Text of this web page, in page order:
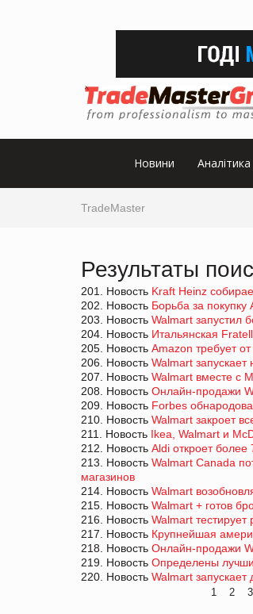
Новини Аналітика
TradeMaster
Результаты
201. Новость Kraft Heinz
202. Новость Борьба за
203. Новость Walmart запустил
204. Новость Итальянская
205. Новость Amazon требует
206. Новость Walmart
207. Новость Walmart вместе с
208. Новость Онлайн-продажи
209. Новость Forbes
210. Новость Walmart закроет
211. Новость Ikea, Walmart и
212. Новость Aldi откроет
213. Новость Walmart Canada
магазинов
214. Новость Walmart
215. Новость Walmart + готов
216. Новость Walmart тестирует
217. Новость Крупнейшая
218. Новость Онлайн-продажи
219. Новость Определены
220. Новость Walmart запускает
1 2 3